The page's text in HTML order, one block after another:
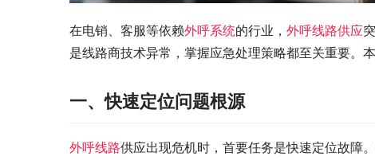
在电销、客服等依赖外呼系统的行业， 外呼线路供应
是线路商技术异常，掌握应急处理策略都至关重要。
一、快速定位问题根源​
外呼线路供应出现危机时，首要任务是快速定位故障